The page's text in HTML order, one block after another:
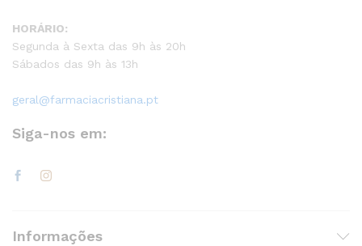
HORÁRIO:
Segunda à Sexta das 9h às 20h
Sábados das 9h às 13h
geral@farmaciacristiana.pt
Siga-nos em:
Informações